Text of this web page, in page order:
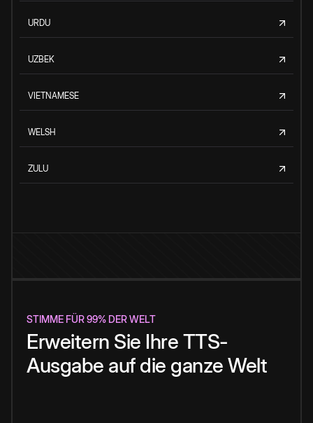
URDU
UZBEK
VIETNAMESE
WELSH
ZULU
STIMME FÜR 99% DER WELT
Erweitern Sie Ihre TTS-
Ausgabe auf die ganze Welt